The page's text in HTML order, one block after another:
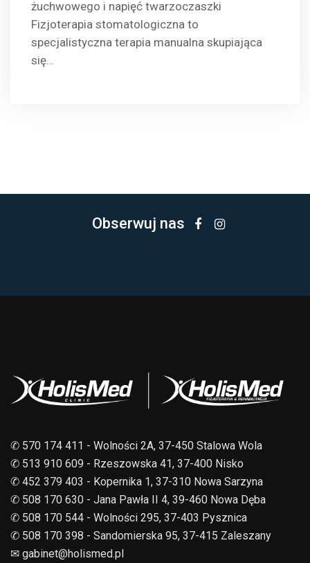
żuchwowego i napięć twarzoczaszki
Fizjoterapia stomatologiczna to
specjalistyczna terapia manualna skupiająca
się…
Obserwuj nas
✆ 570 174 411 - Wolności 2A, 37-450 Stalowa Wola
✆ 513 910 609 - Rzeszowska 41, 37-400 Nisko
✆ 452 379 403 - Kopernika 1, 37-310 Nowa Sarzyna
✆ 508 170 630 - Jana Pawła II 4, 39-460 Nowa Dęba
✆ 508 170 544 - Wolności 295, 37-403 Pysznica
✆ 508 170 398 - Sandomierska 95, 37-415 Zaleszany
✉︎ gabinet@holismed.pl